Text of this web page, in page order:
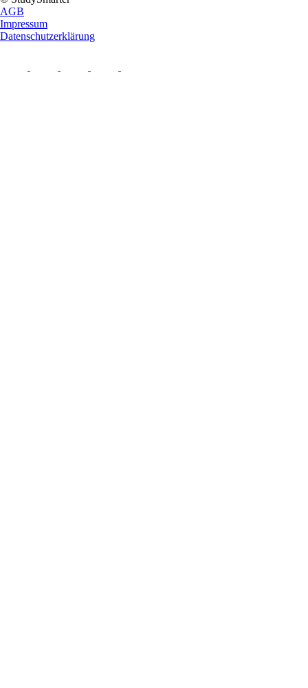
AGB
Impressum
Datenschutzerklärung